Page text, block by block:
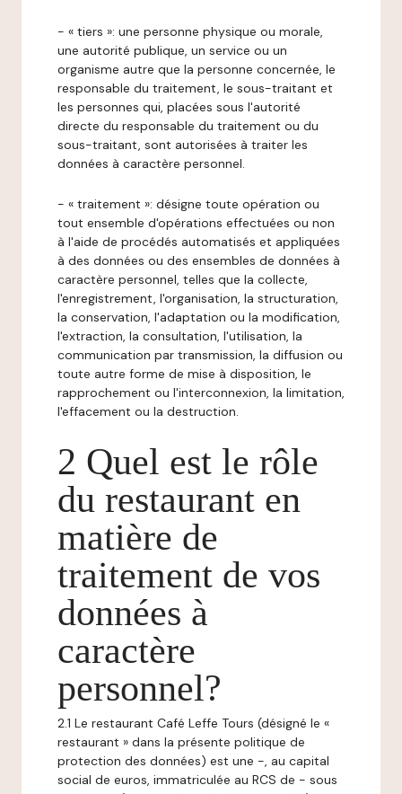
- « tiers »: une personne physique ou morale,
une autorité publique, un service ou un
organisme autre que la personne concernée, le
responsable du traitement, le sous-traitant et
les personnes qui, placées sous l'autorité
directe du responsable du traitement ou du
sous-traitant, sont autorisées à traiter les
données à caractère personnel.
- « traitement »: désigne toute opération ou
tout ensemble d'opérations effectuées ou non
à l'aide de procédés automatisés et appliquées
à des données ou des ensembles de données à
caractère personnel, telles que la collecte,
l'enregistrement, l'organisation, la structuration,
la conservation, l'adaptation ou la modification,
l'extraction, la consultation, l'utilisation, la
communication par transmission, la diffusion ou
toute autre forme de mise à disposition, le
rapprochement ou l'interconnexion, la limitation,
l'effacement ou la destruction.
2 Quel est le rôle
du restaurant en
matière de
traitement de vos
données à
caractère
personnel?
2.1 Le restaurant Café Leffe Tours (désigné le «
restaurant » dans la présente politique de
protection des données) est une -, au capital
social de euros, immatriculée au RCS de - sous